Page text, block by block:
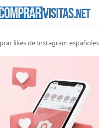
likes de Instagram